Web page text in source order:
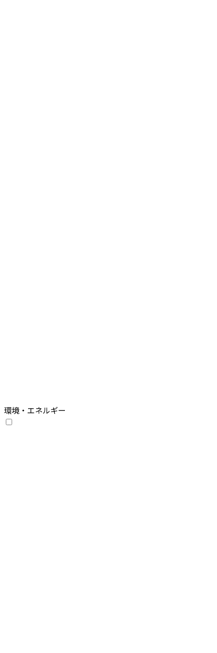
環境・エネルギー